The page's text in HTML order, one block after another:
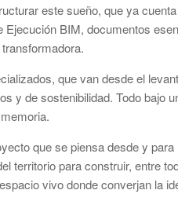
este sueño, que ya
BIM, documentos
que van desde el
y de sostenibilidad. Todo bajo
que se piensa desde y
territorio para construir, entre
vivo donde converjan la